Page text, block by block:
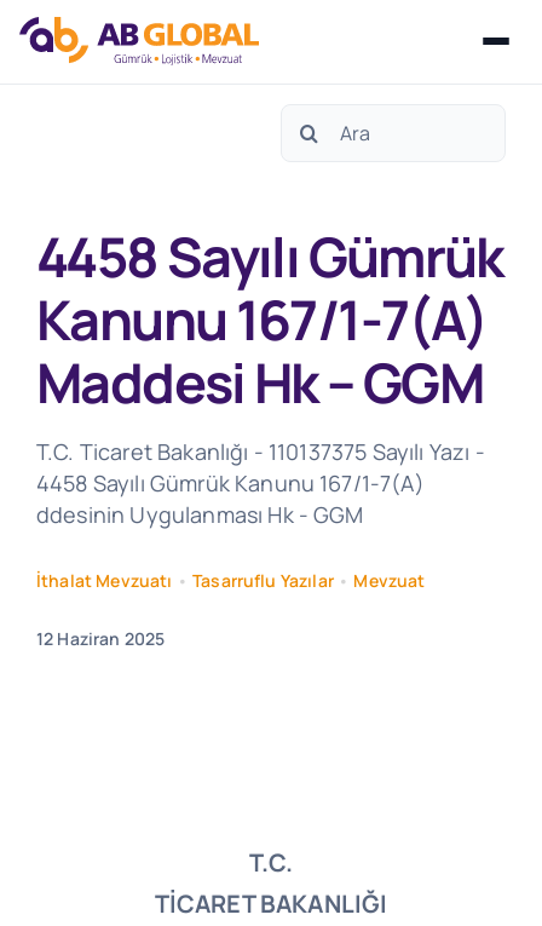
Search
4458 Sayılı Gümrük
Kanunu 167/1-7(A)
Maddesi Hk – GGM
T.C. Ticaret Bakanlığı - 110137375 Sayılı Yazı -
4458 Sayılı Gümrük Kanunu 167/1-7(A)
ddesinin Uygulanması Hk - GGM
İthalat Mevzuatı •Tasarruflu Yazılar• Mevzuat
12 Haziran 2025
T.C.
TİCARET BAKANLIĞI